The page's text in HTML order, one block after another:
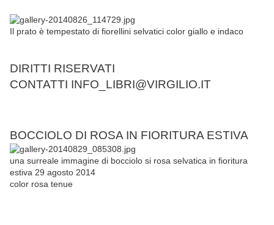
Il prato è tempestato di fiorellini selvatici color giallo e indaco
DIRITTI RISERVATI
CONTATTI INFO_LIBRI@VIRGILIO.IT
BOCCIOLO DI ROSA IN FIORITURA ESTIVA
una surreale immagine di bocciolo si rosa selvatica in fioritura
estiva 29 agosto 2014
color rosa tenue